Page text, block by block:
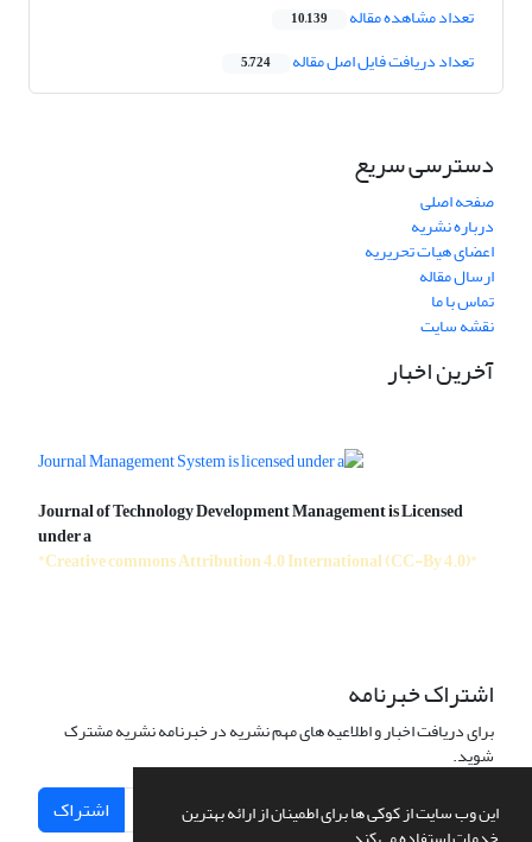
این وب سایت از کوکی ها برای اطمینان از ارائه بهترین
تعداد مشاهده مقاله 10,139
تعداد دریافت فایل اصل مقاله 5,724
دسترسی سریع
صفحه اصلی
درباره نشریه
اعضای هیات تحریریه
ارسال مقاله
تماس با ما
نقشه سایت
آخرین اخبار
Journal of Technology Development Management is Licensed
under a
"Creative commons Attribution 4.0 International (CC-By 4.0)"
اشتراک خبرنامه
برای دریافت اخبار و اطلاعیه های مهم نشریه در خبرنامه نشریه مشترک
شوید.
اشتراک